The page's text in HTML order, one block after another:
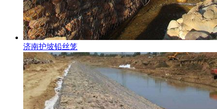
济南护坡铅丝笼